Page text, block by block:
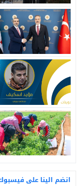
انضم الينا على